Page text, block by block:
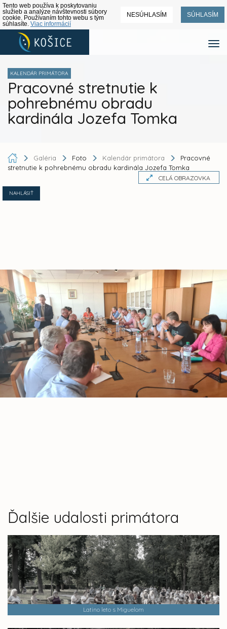
Tento web používa k poskytovaniu
služieb a analýze návštevnosti súbory
cookie. Používaním tohto webu s tým
súhlasíte. Viac informácií
NESÚHLASÍM SÚHLASÍM
KALENDÁR PRIMÁTORA
Pracovné stretnutie k
pohrebnému obradu
kardinála Jozefa Tomka
Galéria Foto Kalendár primátora
Pracovné
stretnutie k pohrebnému obradu kardinála Jozefa Tomka
CELÁ OBRAZOVKA
NAHLÁSIŤ
Ďalšie udalosti primátora
Latino leto s Miguelom